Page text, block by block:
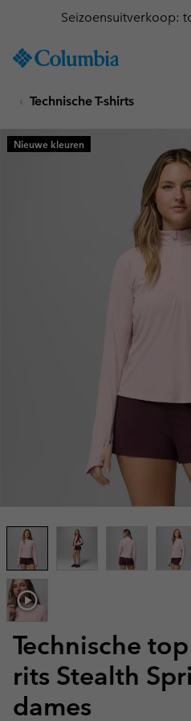
TO
SKIP
MAIN
NAV
Seizoensuitverkoop:
Technische T-shirts
Technische
rits Stealth
dames
Nieuwe kleuren